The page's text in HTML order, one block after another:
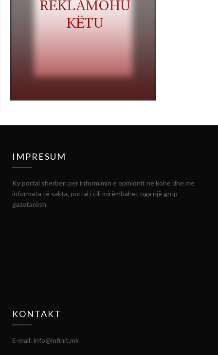
IMPRESUM
Ky portal shërben për informimin e opinionit në kohë dhe me
informata të sakta, portal i cili mirëmbahet nga një grup
gazetarësh
KONTAKT
E-mail: info@infinit.mk